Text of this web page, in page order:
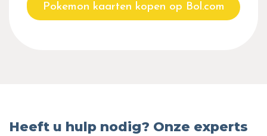
Pokemon kaarten kopen op Bol.com
Heeft u hulp nodig? Onze experts